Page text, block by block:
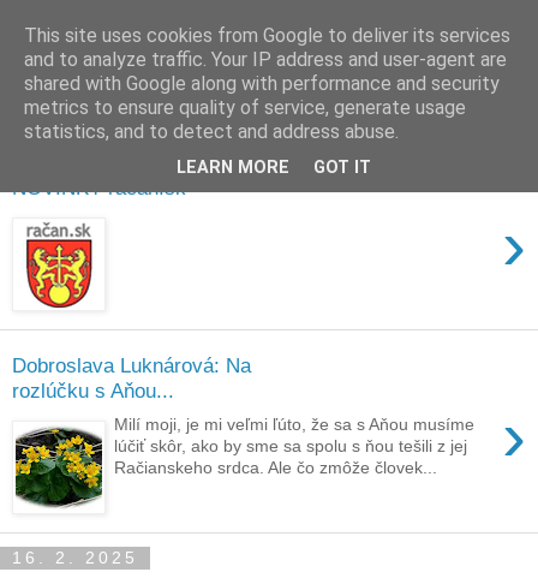
NOVINKY račan.sk
›
Dobroslava Luknárová: Na
rozlúčku s Aňou...
›
Milí moji, je mi veľmi ľúto, že sa s Aňou musíme
lúčiť skôr, ako by sme sa spolu s ňou tešili z jej
Račianskeho srdca. Ale čo zmôže človek...
16. 2. 2025
This site uses cookies from Google to deliver its services
and to analyze traffic. Your IP address and user-agent are
shared with Google along with performance and security
metrics to ensure quality of service, generate usage
statistics, and to detect and address abuse.
LEARN MORE GOT IT